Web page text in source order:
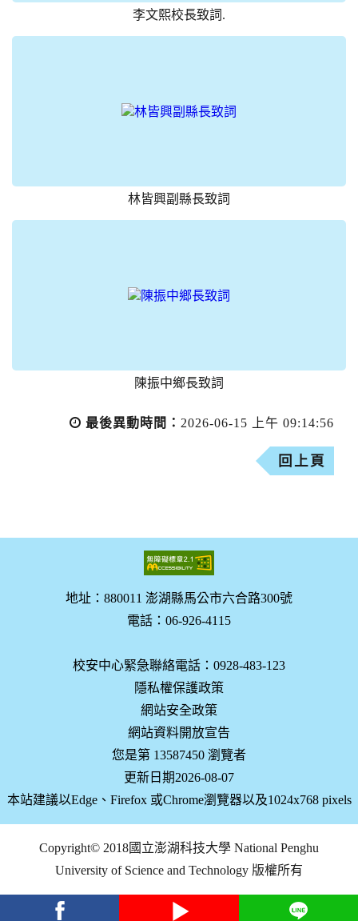
李文熙校長致詞.
林皆興副縣長致詞
陳振中鄉長致詞
最後異動時間： 2026-06-15 上午 09:14:56
回上頁
地址：880011 澎湖縣馬公市六合路300號
電話：06-926-4115
校安中心緊急聯絡電話：0928-483-123
隱私權保護政策
網站安全政策
網站資料開放宣告
您是第 13587450 瀏覽者
更新日期2026-08-07
本站建議以Edge、Firefox 或Chrome瀏覽器以及1024x768 pixels
Copyright© 2018國立澎湖科技大學 National Penghu
University of Science and Technology 版權所有